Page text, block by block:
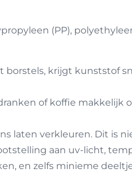
(PP),
krijgt kunststof
of koffie makkelijk
laten verkleuren. Dit is
aan uv-licht,
en zelfs minieme